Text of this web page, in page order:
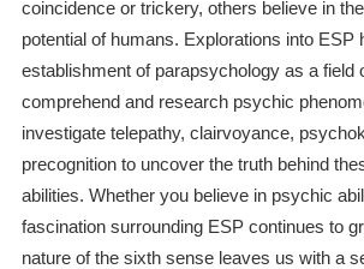
coincidence or trickery, others believe in
potential of humans. Explorations into ESP
establishment of parapsychology as a field
comprehend and research psychic
investigate telepathy, clairvoyance,
precognition to uncover the truth behind
abilities. Whether you believe in psychic
fascination surrounding ESP continues to
nature of the sixth sense leaves us with a